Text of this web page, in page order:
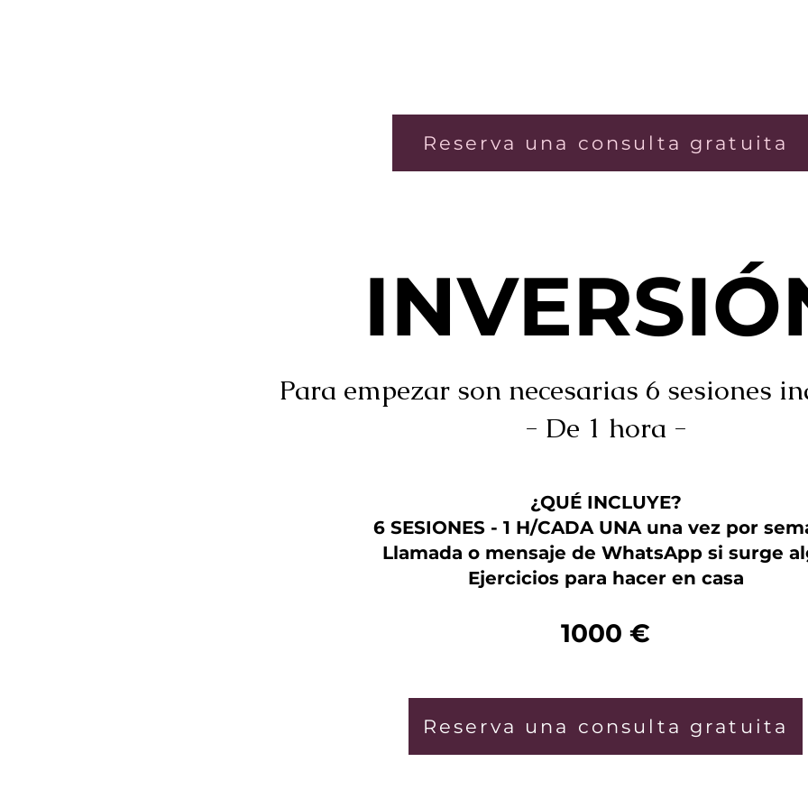
Reserva una consulta gratuita
Para empezar son necesarias 6 sesiones
- De 1 hora -
¿QUÉ INCLUYE?
6 SESIONES - 1 H/CADA UNA una vez por
Llamada o mensaje de WhatsApp si surge
Ejercicios para hacer en casa
1000 €
Reserva una consulta gratuita